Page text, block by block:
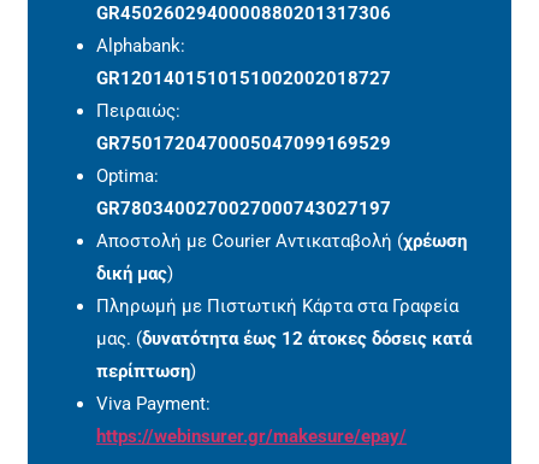
GR4502602940000880201317306
Alphabank:
GR1201401510151002002018727
Πειραιώς:
GR7501720470005047099169529
Optima:
GR7803400270027000743027197
Αποστολή με Courier Αντικαταβολή (χρέωση
δική μας)
Πληρωμή με Πιστωτική Κάρτα στα Γραφεία
μας. (δυνατότητα έως 12 άτοκες δόσεις κατά
περίπτωση)
Viva Payment:
https://webinsurer.gr/makesure/epay/